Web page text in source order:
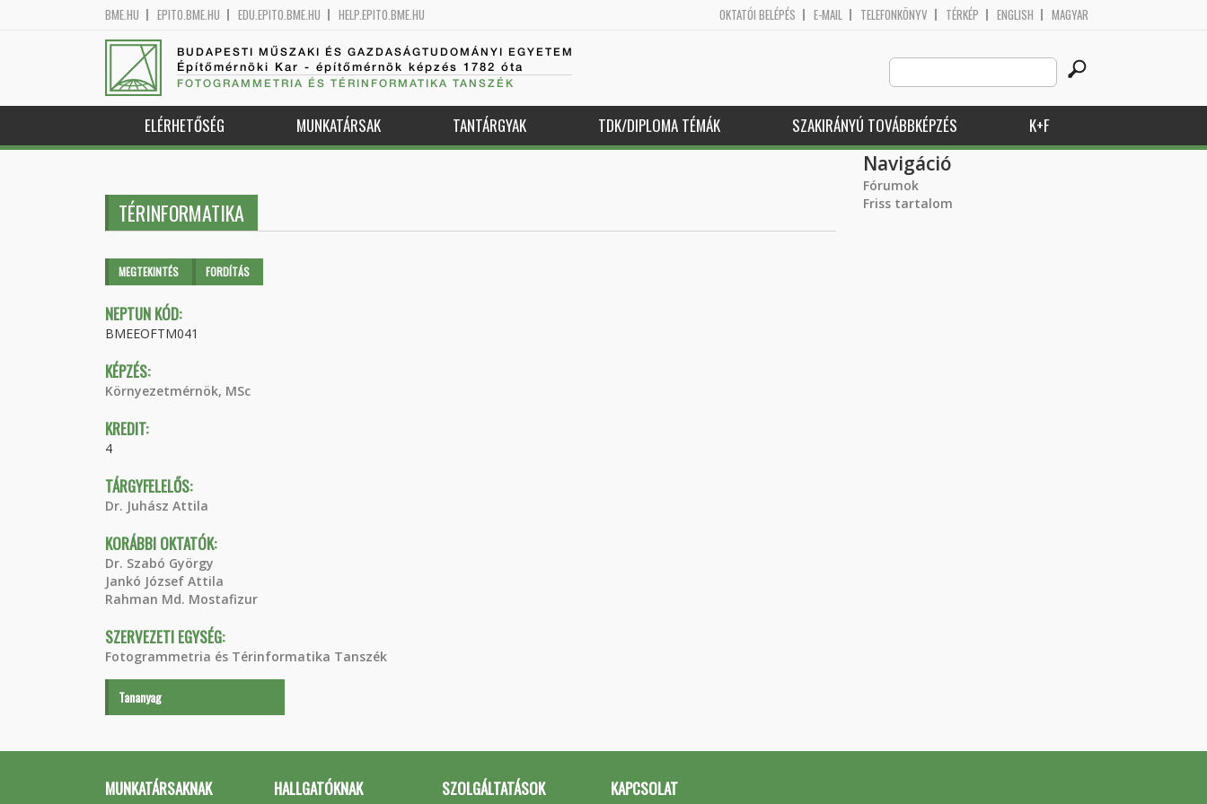
BME.HU EPITO.BME.HU EDU.EPITO.BME.HU HELP.EPITO.BME.HU OKTATÓI BELÉPÉS E-MAIL TELEFONKÖNYV TÉRKÉP ENGLISH MAGYAR
BUDAPESTI MŰSZAKI ÉS GAZDASÁGTUDOMÁNYI EGYETEM
Építőmérnöki Kar - építőmérnök képzés 1782 óta
FOTOGRAMMETRIA ÉS TÉRINFORMATIKA TANSZÉK
Search
this
site
ELÉRHETŐSÉG MUNKATÁRSAK TANTÁRGYAK TDK/DIPLOMA TÉMÁK SZAKIRÁNYÚ TOVÁBBKÉPZÉS K+F
TÉRINFORMATIKA
Elsődleges fülek
MEGTEKINTÉS (AKTÍVFORDÍTÁS
NEPTUN KÓD:
BMEEOFTM041
KÉPZÉS:
Környezetmérnök, MSc
KREDIT:
4
TÁRGYFELELŐS:
Dr. Juhász Attila
KORÁBBI OKTATÓK:
Dr. Szabó György
Jankó József Attila
Rahman Md. Mostafizur
SZERVEZETI EGYSÉG:
Fotogrammetria és Térinformatika Tanszék
Tananyag
Navigáció
Fórumok
Friss tartalom
MUNKATÁRSAKNAK HALLGATÓKNAK SZOLGÁLTATÁSOK KAPCSOLAT